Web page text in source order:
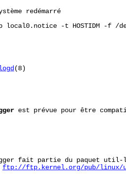
redémarré
local0.notice -t HOSTIDM -f /
(8)
est prévue pour être
fait partie du paquet util-
ftp://ftp.kernel.org/pub/